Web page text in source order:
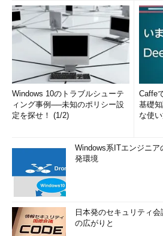
Windows 10のトラブルシューテ
ィング事例──未知のポリシー設
定を探せ！ (1/2)
Caffe
基礎
な使
Windows系ITエンジニア
発環境
日本発のセキュリティ
の広がりと